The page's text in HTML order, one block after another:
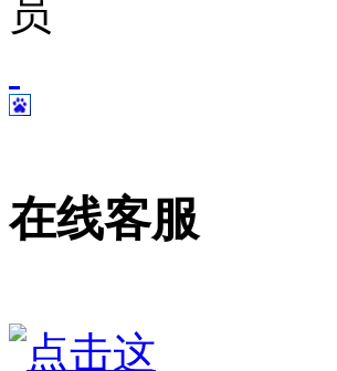
在线客服